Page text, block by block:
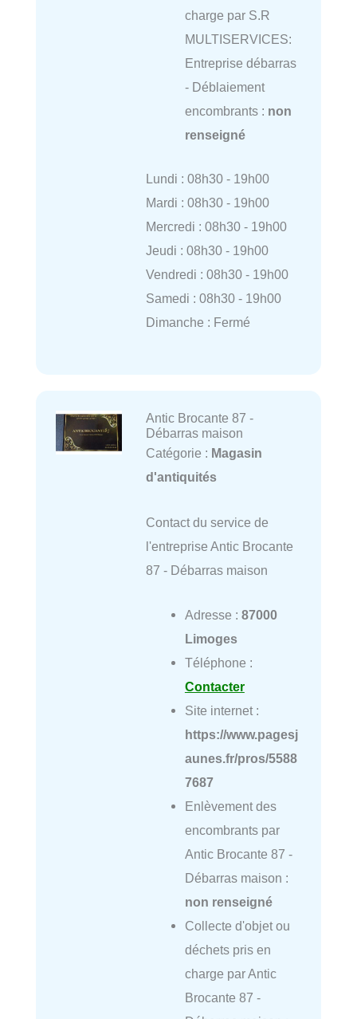
charge par S.R
MULTISERVICES:
Entreprise débarras
- Déblaiement
encombrants : non
renseigné
Lundi : 08h30 - 19h00
Mardi : 08h30 - 19h00
Mercredi : 08h30 - 19h00
Jeudi : 08h30 - 19h00
Vendredi : 08h30 - 19h00
Samedi : 08h30 - 19h00
Dimanche : Fermé
Antic Brocante 87 -
Débarras maison
Catégorie : Magasin
d'antiquités
Contact du service de
l'entreprise Antic Brocante
87 - Débarras maison
Adresse : 87000
Limoges
Téléphone :
Contacter
Site internet :
https://www.pagesj
aunes.fr/pros/5588
7687
Enlèvement des
encombrants par
Antic Brocante 87 -
Débarras maison :
non renseigné
Collecte d'objet ou
déchets pris en
charge par Antic
Brocante 87 -